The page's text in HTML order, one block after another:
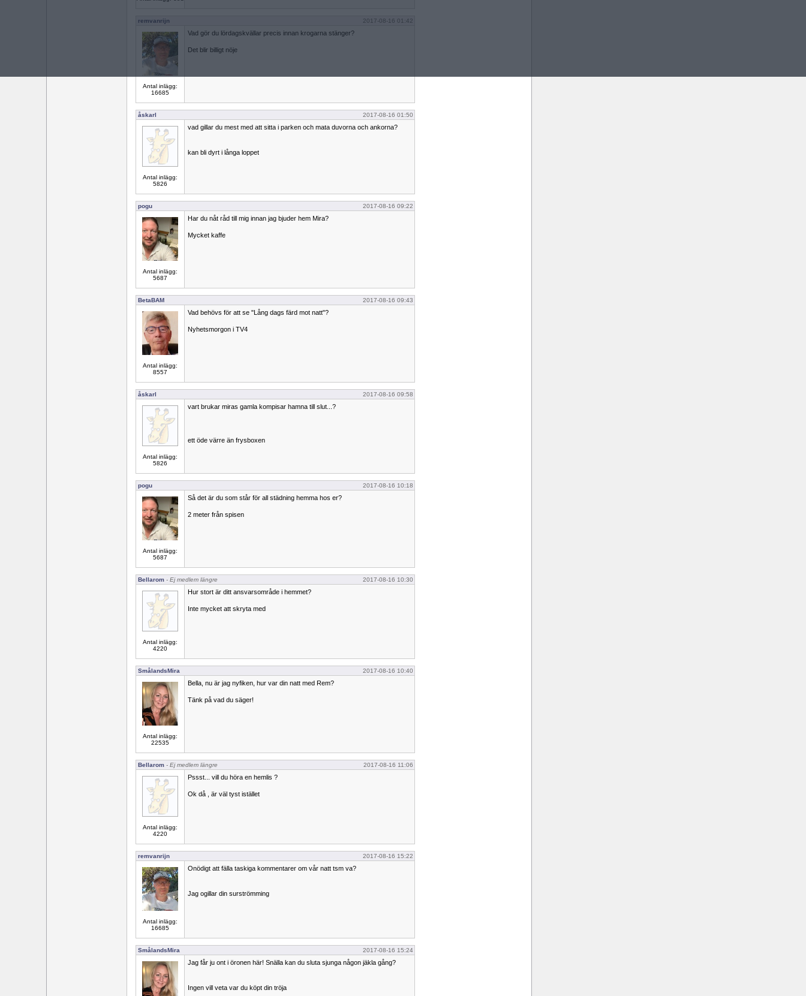
remvanrijn 2017-08-16 01:42
Antal inlägg:
16685
Vad gör du lördagskvällar precis innan krogarna stänger?
Det blir billigt nöje
åskarl 2017-08-16 01:50
Antal inlägg:
5826
vad gillar du mest med att sitta i parken och mata duvorna och ankorna?
kan bli dyrt i långa loppet
pogu 2017-08-16 09:22
Antal inlägg:
5687
Har du nåt råd till mig innan jag bjuder hem Mira?
Mycket kaffe
BetaBAM 2017-08-16 09:43
Antal inlägg:
8557
Vad behövs för att se "Lång dags färd mot natt"?
Nyhetsmorgon i TV4
åskarl 2017-08-16 09:58
Antal inlägg:
5826
vart brukar miras gamla kompisar hamna till slut...?
ett öde värre än frysboxen
pogu 2017-08-16 10:18
Antal inlägg:
5687
Så det är du som står för all städning hemma hos er?
2 meter från spisen
Bellarom - Ej medlem längre 2017-08-16 10:30
Antal inlägg:
4220
Hur stort är ditt ansvarsområde i hemmet?
Inte mycket att skryta med
SmålandsMira 2017-08-16 10:40
Antal inlägg:
22535
Bella, nu är jag nyfiken, hur var din natt med Rem?
Tänk på vad du säger!
Bellarom - Ej medlem längre 2017-08-16 11:06
Antal inlägg:
4220
Pssst... vill du höra en hemlis ?
Ok då , är väl tyst istället
remvanrijn 2017-08-16 15:22
Antal inlägg:
16685
Onödigt att fälla taskiga kommentarer om vår natt tsm va?
Jag ogillar din surströmming
SmålandsMira 2017-08-16 15:24
Jag får ju ont i öronen här! Snälla kan du sluta sjunga någon jäkla gång?
Ingen vill veta var du köpt din tröja